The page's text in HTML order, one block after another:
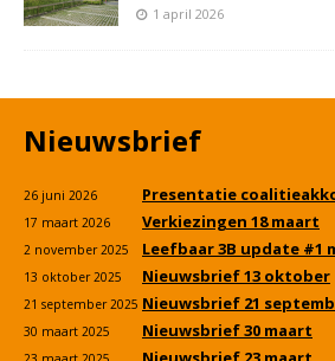
1 april 2026
Nieuwsbrief
26 juni 2026 Presentatie
17 maart 2026 Verkiezingen 18 maart
2 november 2025 Leefbaar 3B update #1
13 oktober 2025 Nieuwsbrief 13 oktober
21 september 2025 Nieuwsbrief 21
30 maart 2025 Nieuwsbrief 30 maart